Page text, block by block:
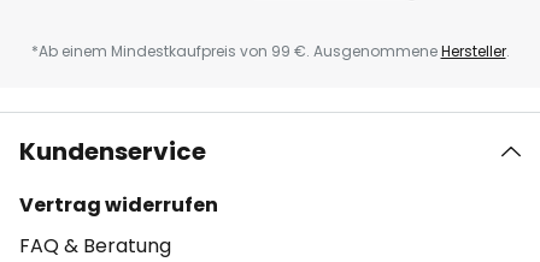
*Ab einem Mindestkaufpreis von 99 €. AusgenommeneHersteller.
Kundenservice
Vertrag widerrufen
FAQ & Beratung